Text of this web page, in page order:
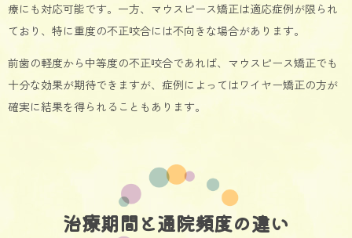
療にも対応可能です。一方、マウスピース矯正は適応症例が限られ
ており、特に重度の不正咬合には不向きな場合があります。
前歯の軽度から中等度の不正咬合であれば、マウスピース矯正でも
十分な効果が期待できますが、症例によってはワイヤー矯正の方が
確実に結果を得られることもあります。
治療期間と通院頻度の違い